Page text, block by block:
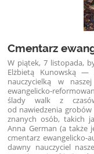
Cmentarz
W piątek, 7 listopada,
Elżbietą Kunowską —
nauczycielką w
ewangelicko-
ślady walk z czasów
od nawiedzenia
znanych osób, takich
Anna German (a także
cmentarz ewangelicko-
dawny nauczyciel